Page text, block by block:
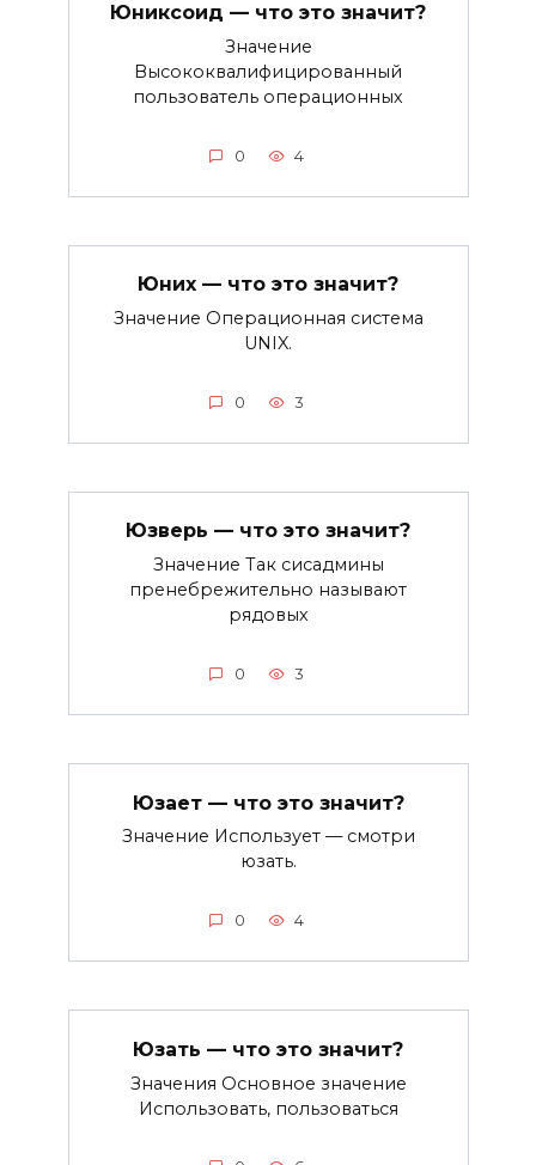
Юниксоид — что это значит?
Значение
Высококвалифицированный
пользователь операционных
0 4
Юних — что это значит?
Значение Операционная система
UNIX.
0 3
Юзверь — что это значит?
Значение Так сисадмины
пренебрежительно называют
рядовых
0 3
Юзает — что это значит?
Значение Использует — смотри
юзать.
0 4
Юзать — что это значит?
Значения Основное значение
Использовать, пользоваться